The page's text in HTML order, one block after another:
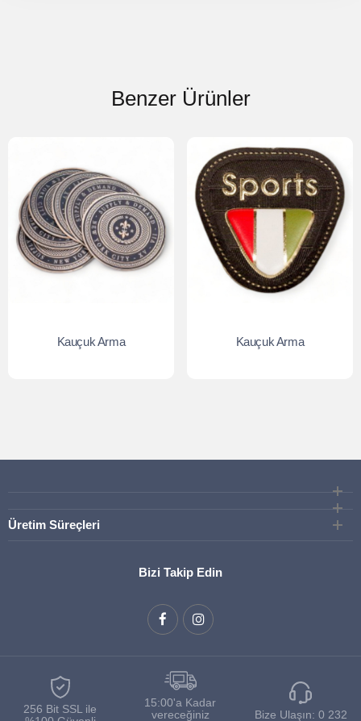
Benzer Ürünler
Kauçuk Arma Kauçuk Arma
Üretim Süreçleri
Bizi Takip Edin
256 Bit SSL ile
15:00'a Kadar
vereceğiniz
Bize Ulaşın: 0 232